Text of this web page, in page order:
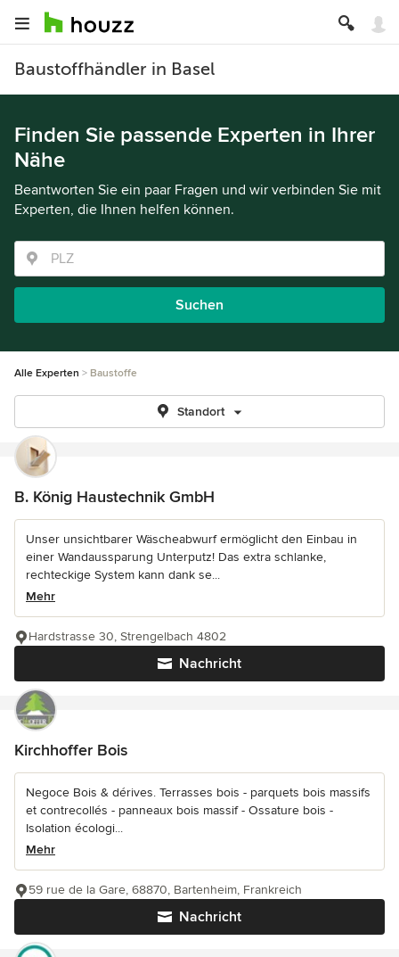
Baustoffhändler in Basel
Finden Sie passende Experten in Ihrer
Nähe
Beantworten Sie ein paar Fragen und wir verbinden Sie mit
Experten, die Ihnen helfen können.
Suchen
Alle Experten Baustoffe
Standort
B. König Haustechnik GmbH
Unser unsichtbarer Wäscheabwurf ermöglicht den Einbau in
einer Wandaussparung Unterputz! Das extra schlanke,
rechteckige System kann dank se...
Mehr
Nachricht
Hardstrasse 30, Strengelbach 4802
Kirchhoffer Bois
Negoce Bois & dérives. Terrasses bois - parquets bois massifs
et contrecollés - panneaux bois massif - Ossature bois -
Isolation écologi...
Mehr
Nachricht
59 rue de la Gare, 68870, Bartenheim, Frankreich